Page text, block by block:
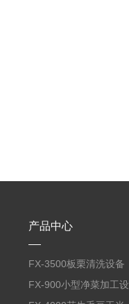
产品中心
FX-3500板栗清洗设备
全自动气泡清洗机
FX-900小型净菜加工设